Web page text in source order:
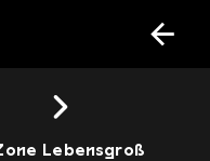
Lebensgroß